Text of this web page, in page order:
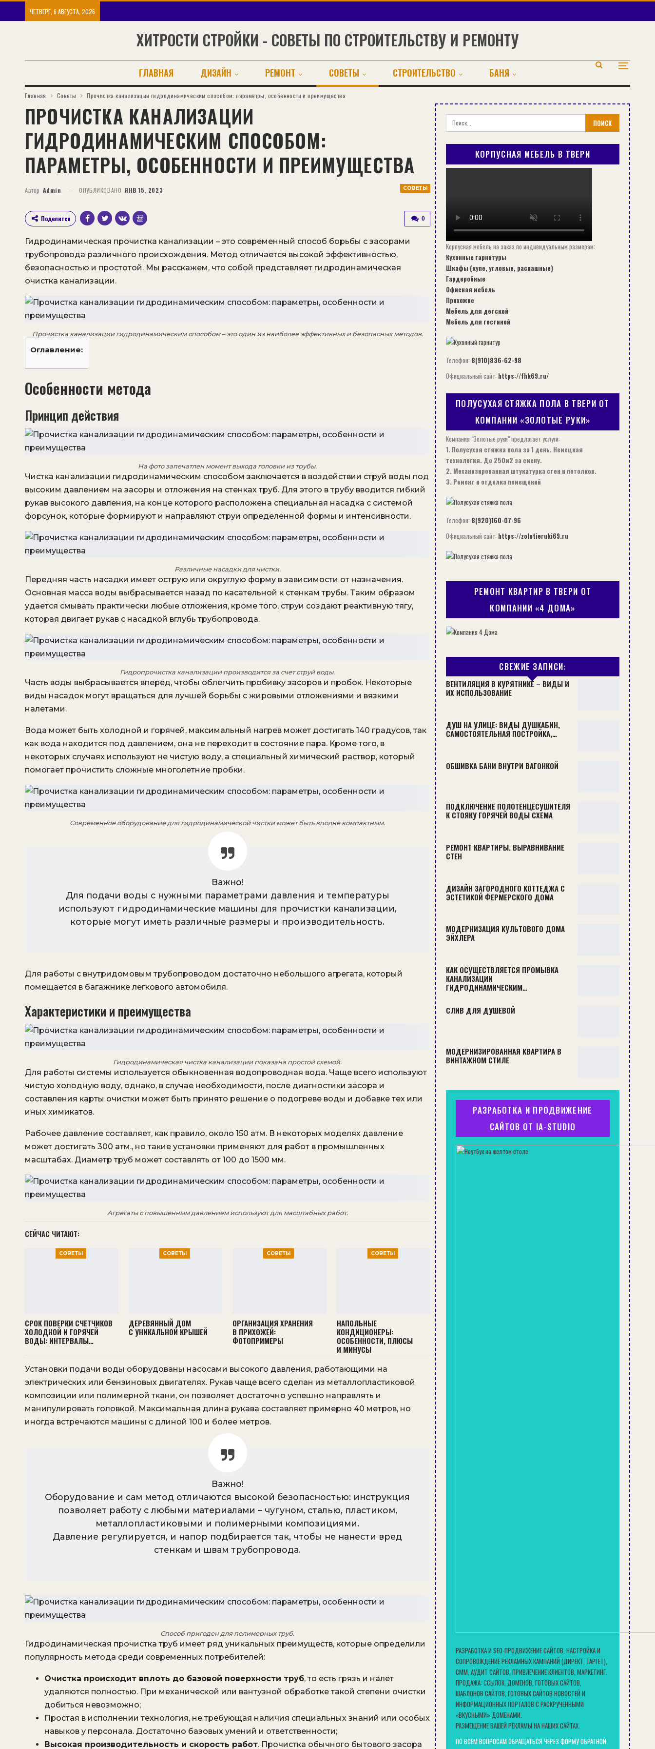
ЧЕТВЕРГ, 6 АВГУСТА, 2026
ХИТРОСТИ СТРОЙКИ - СОВЕТЫ ПО СТРОИТЕЛЬСТВУ И РЕМОНТУ
ГЛАВНАЯ ДИЗАЙН РЕМОНТ СОВЕТЫ СТРОИТЕЛЬСТВО БАНЯ
Главная Советы Прочистка канализации гидродинамическим способом: параметры, особенности и преимущества
ПРОЧИСТКА КАНАЛИЗАЦИИ
ГИДРОДИНАМИЧЕСКИМ СПОСОБОМ:
ПАРАМЕТРЫ, ОСОБЕННОСТИ И ПРЕИМУЩЕСТВА
СОВЕТЫ
Автор Admin ОПУБЛИКОВАНО ЯНВ 15, 2023
0
Поделится
Гидродинамическая прочистка канализации – это современный способ борьбы с засорами
трубопровода различного происхождения. Метод отличается высокой эффективностью,
безопасностью и простотой. Мы расскажем, что собой представляет гидродинамическая
очистка канализации.
Прочистка канализации гидродинамическим способом – это один из наиболее эффективных и безопасных методов.
Оглавление:
Особенности метода
Принцип действия
На фото запечатлен момент выхода головки из трубы.
Чистка канализации гидродинамическим способом заключается в воздействии струй воды под
высоким давлением на засоры и отложения на стенках труб. Для этого в трубу вводится гибкий
рукав высокого давления, на конце которого расположена специальная насадка с системой
форсунок, которые формируют и направляют струи определенной формы и интенсивности.
Различные насадки для чистки.
Передняя часть насадки имеет острую или округлую форму в зависимости от назначения.
Основная масса воды выбрасывается назад по касательной к стенкам трубы. Таким образом
удается смывать практически любые отложения, кроме того, струи создают реактивную тягу,
которая двигает рукав с насадкой вглубь трубопровода.
Гидропрочистка канализации производится за счет струй воды.
Часть воды выбрасывается вперед, чтобы облегчить пробивку засоров и пробок. Некоторые
виды насадок могут вращаться для лучшей борьбы с жировыми отложениями и вязкими
налетами.
Вода может быть холодной и горячей, максимальный нагрев может достигать 140 градусов, так
как вода находится под давлением, она не переходит в состояние пара. Кроме того, в
некоторых случаях используют не чистую воду, а специальный химический раствор, который
помогает прочистить сложные многолетние пробки.
Современное оборудование для гидродинамической чистки может быть вполне компактным.
Важно!
Для подачи воды с нужными параметрами давления и температуры
используют гидродинамические машины для прочистки канализации,
которые могут иметь различные размеры и производительность.
Для работы с внутридомовым трубопроводом достаточно небольшого агрегата, который
помещается в багажнике легкового автомобиля.
Характеристики и преимущества
Гидродинамическая чистка канализации показана простой схемой.
Для работы системы используется обыкновенная водопроводная вода. Чаще всего используют
чистую холодную воду, однако, в случае необходимости, после диагностики засора и
составления карты очистки может быть принято решение о подогреве воды и добавке тех или
иных химикатов.
Рабочее давление составляет, как правило, около 150 атм. В некоторых моделях давление
может достигать 300 атм., но такие установки применяют для работ в промышленных
масштабах. Диаметр труб может составлять от 100 до 1500 мм.
Агрегаты с повышенным давлением используют для масштабных работ.
СЕЙЧАС ЧИТАЮТ:
СОВЕТЫ
СРОК ПОВЕРКИ СЧЕТЧИКОВ
ХОЛОДНОЙ И ГОРЯЧЕЙ
ВОДЫ: ИНТЕРВАЛЫ…
СОВЕТЫ
ДЕРЕВЯННЫЙ ДОМ
С УНИКАЛЬНОЙ КРЫШЕЙ
СОВЕТЫ
ОРГАНИЗАЦИЯ ХРАНЕНИЯ
В ПРИХОЖЕЙ:
ФОТОПРИМЕРЫ
СОВЕТЫ
НАПОЛЬНЫЕ
КОНДИЦИОНЕРЫ:
ОСОБЕННОСТИ, ПЛЮСЫ
И МИНУСЫ
Установки подачи воды оборудованы насосами высокого давления, работающими на
электрических или бензиновых двигателях. Рукав чаще всего сделан из металлопластиковой
композиции или полимерной ткани, он позволяет достаточно успешно направлять и
манипулировать головкой. Максимальная длина рукава составляет примерно 40 метров, но
иногда встречаются машины с длиной 100 и более метров.
Важно!
Оборудование и сам метод отличаются высокой безопасностью: инструкция
позволяет работу с любыми материалами – чугуном, сталью, пластиком,
металлопластиковыми и полимерными композициями.
Давление регулируется, и напор подбирается так, чтобы не нанести вред
стенкам и швам трубопровода.
Способ пригоден для полимерных труб.
Гидродинамическая прочистка труб имеет ряд уникальных преимуществ, которые определили
популярность метода среди современных потребителей:
Очистка происходит вплоть до базовой поверхности труб, то есть грязь и налет
удаляются полностью. При механической или вантузной обработке такой степени очистки
добиться невозможно;
Простая в исполнении технология, не требующая наличия специальных знаний или особых
навыков у персонала. Достаточно базовых умений и ответственности;
Высокая производительность и скорость работ. Прочистка обычного бытового засора
КОРПУСНАЯ МЕБЕЛЬ В ТВЕРИ
Корпусная мебель на заказ по индивидуальным размерам:
Кухонные гарнитуры
Шкафы (купе, угловые, распашные)
Гардеробные
Офисная мебель
Прихожие
Мебель для детской
Мебель для гостиной
Телефон: 8(910)836-62-98
Официальный сайт: https://fhk69.ru/
ПОЛУСУХАЯ СТЯЖКА ПОЛА В ТВЕРИ ОТ
КОМПАНИИ «ЗОЛОТЫЕ РУКИ»
Компания "Золотые руки" предлагает услуги:
1. Полусухая стяжка пола за 1 день. Немецкая
технология. До 250м2 за смену.
2. Механизированная штукатурка стен и потолков.
3. Ремонт и отделка помещений
Телефон: 8(920)160-07-96
Официальный сайт: https://zolotieruki69.ru
РЕМОНТ КВАРТИР В ТВЕРИ ОТ
КОМПАНИИ «4 ДОМА»
СВЕЖИЕ ЗАПИСИ:
ВЕНТИЛЯЦИЯ В КУРЯТНИКЕ – ВИДЫ И
ИХ ИСПОЛЬЗОВАНИЕ
ДУШ НА УЛИЦЕ: ВИДЫ ДУШКАБИН,
САМОСТОЯТЕЛЬНАЯ ПОСТРОЙКА,…
ОБШИВКА БАНИ ВНУТРИ ВАГОНКОЙ
ПОДКЛЮЧЕНИЕ ПОЛОТЕНЦЕСУШИТЕЛЯ
К СТОЯКУ ГОРЯЧЕЙ ВОДЫ СХЕМА
РЕМОНТ КВАРТИРЫ. ВЫРАВНИВАНИЕ
СТЕН
ДИЗАЙН ЗАГОРОДНОГО КОТТЕДЖА С
ЭСТЕТИКОЙ ФЕРМЕРСКОГО ДОМА
МОДЕРНИЗАЦИЯ КУЛЬТОВОГО ДОМА
ЭЙХЛЕРА
КАК ОСУЩЕСТВЛЯЕТСЯ ПРОМЫВКА
КАНАЛИЗАЦИИ
ГИДРОДИНАМИЧЕСКИМ…
СЛИВ ДЛЯ ДУШЕВОЙ
МОДЕРНИЗИРОВАННАЯ КВАРТИРА В
ВИНТАЖНОМ СТИЛЕ
РАЗРАБОТКА И ПРОДВИЖЕНИЕ
САЙТОВ ОТ IA-STUDIO
РАЗРАБОТКА И SEO-ПРОДВИЖЕНИЕ САЙТОВ, НАСТРОЙКА И
СОПРОВОЖДЕНИЕ РЕКЛАМНЫХ КАМПАНИЙ (ДИРЕКТ, ТАРГЕТ),
СММ, АУДИТ САЙТОВ, ПРИВЛЕЧЕНИЕ КЛИЕНТОВ, МАРКЕТИНГ.
ПРОДАЖА: ССЫЛОК, ДОМЕНОВ, ГОТОВЫХ САЙТОВ,
ШАБЛОНОВ САЙТОВ, ГОТОВЫХ САЙТОВ НОВОСТЕЙ И
ИНФОРМАЦИОННЫХ ПОРТАЛОВ С РАСКРУЧЕННЫМИ
«ВКУСНЫМИ» ДОМЕНАМИ.
РАЗМЕЩЕНИЕ ВАШЕЙ РЕКЛАМЫ НА НАШИХ САЙТАХ.
ПО ВСЕМ ВОПРОСАМ ОБРАЩАТЬСЯ ЧЕРЕЗ ФОРМУ ОБРАТНОЙ